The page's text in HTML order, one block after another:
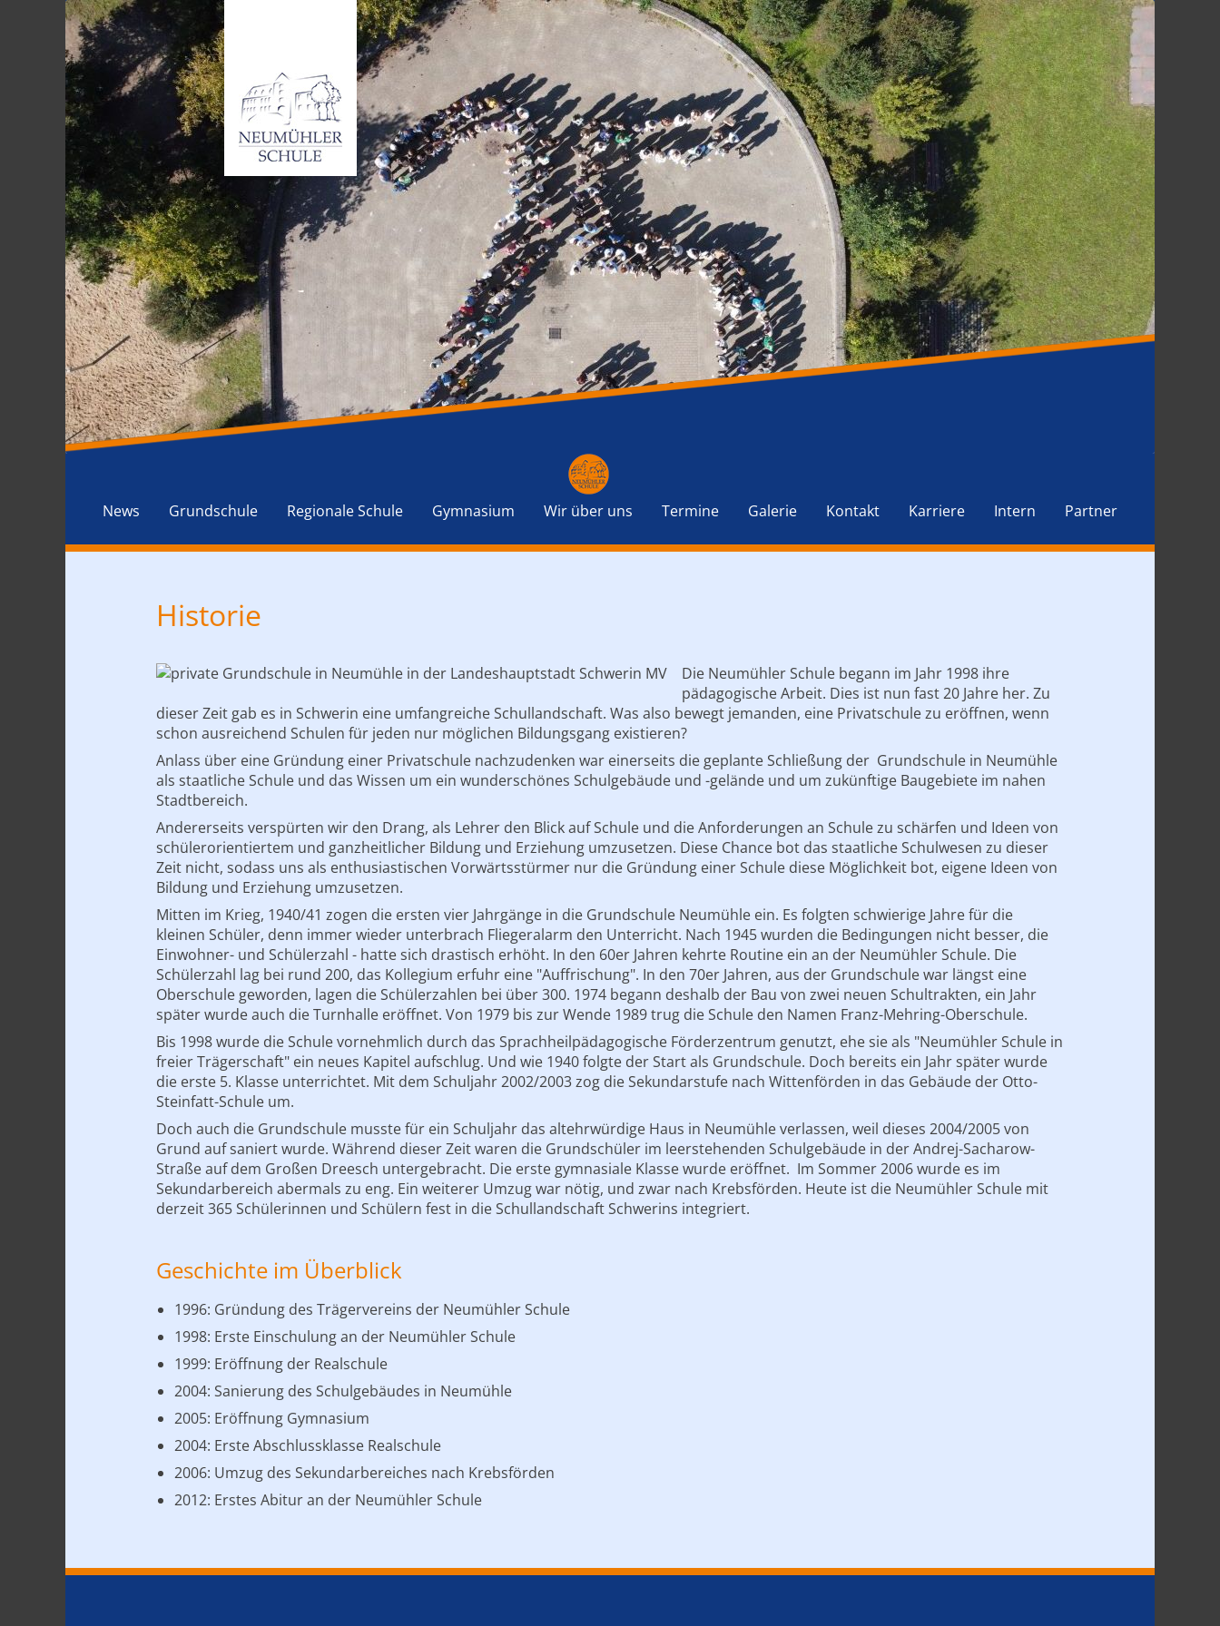
News
Grundschule Regionale Schule Gymnasium Wir über uns Termine Galerie Kontakt Karriere Intern Partner
Historie
Die Neumühler Schule begann im Jahr 1998 ihre
pädagogische Arbeit. Dies ist nun fast 20 Jahre her. Zu
dieser Zeit gab es in Schwerin eine umfangreiche Schullandschaft. Was also bewegt jemanden, eine Privatschule zu eröffnen, wenn
schon ausreichend Schulen für jeden nur möglichen Bildungsgang existieren?
Anlass über eine Gründung einer Privatschule nachzudenken war einerseits die geplante Schließung der Grundschule in Neumühle
als staatliche Schule und das Wissen um ein wunderschönes Schulgebäude und -gelände und um zukünftige Baugebiete im nahen
Stadtbereich.
Andererseits verspürten wir den Drang, als Lehrer den Blick auf Schule und die Anforderungen an Schule zu schärfen und Ideen von
schülerorientiertem und ganzheitlicher Bildung und Erziehung umzusetzen. Diese Chance bot das staatliche Schulwesen zu dieser
Zeit nicht, sodass uns als enthusiastischen Vorwärtsstürmer nur die Gründung einer Schule diese Möglichkeit bot, eigene Ideen von
Bildung und Erziehung umzusetzen.
Mitten im Krieg, 1940/41 zogen die ersten vier Jahrgänge in die Grundschule Neumühle ein. Es folgten schwierige Jahre für die
kleinen Schüler, denn immer wieder unterbrach Fliegeralarm den Unterricht. Nach 1945 wurden die Bedingungen nicht besser, die
Einwohner- und Schülerzahl - hatte sich drastisch erhöht. In den 60er Jahren kehrte Routine ein an der Neumühler Schule. Die
Schülerzahl lag bei rund 200, das Kollegium erfuhr eine "Auffrischung". In den 70er Jahren, aus der Grundschule war längst eine
Oberschule geworden, lagen die Schülerzahlen bei über 300. 1974 begann deshalb der Bau von zwei neuen Schultrakten, ein Jahr
später wurde auch die Turnhalle eröffnet. Von 1979 bis zur Wende 1989 trug die Schule den Namen Franz-Mehring-Oberschule.
Bis 1998 wurde die Schule vornehmlich durch das Sprachheilpädagogische Förderzentrum genutzt, ehe sie als "Neumühler Schule in
freier Trägerschaft" ein neues Kapitel aufschlug. Und wie 1940 folgte der Start als Grundschule. Doch bereits ein Jahr später wurde
die erste 5. Klasse unterrichtet. Mit dem Schuljahr 2002/2003 zog die Sekundarstufe nach Wittenförden in das Gebäude der Otto-
Steinfatt-Schule um.
Doch auch die Grundschule musste für ein Schuljahr das altehrwürdige Haus in Neumühle verlassen, weil dieses 2004/2005 von
Grund auf saniert wurde. Während dieser Zeit waren die Grundschüler im leerstehenden Schulgebäude in der Andrej-Sacharow-
Straße auf dem Großen Dreesch untergebracht. Die erste gymnasiale Klasse wurde eröffnet. Im Sommer 2006 wurde es im
Sekundarbereich abermals zu eng. Ein weiterer Umzug war nötig, und zwar nach Krebsförden. Heute ist die Neumühler Schule mit
derzeit 365 Schülerinnen und Schülern fest in die Schullandschaft Schwerins integriert.
Geschichte im Überblick
1996: Gründung des Trägervereins der Neumühler Schule
1998: Erste Einschulung an der Neumühler Schule
1999: Eröffnung der Realschule
2004: Sanierung des Schulgebäudes in Neumühle
2005: Eröffnung Gymnasium
2004: Erste Abschlussklasse Realschule
2006: Umzug des Sekundarbereiches nach Krebsförden
2012: Erstes Abitur an der Neumühler Schule